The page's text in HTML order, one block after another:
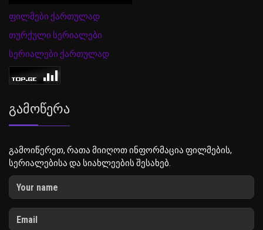
ფილმები ქართულად
თურქული სერიალები
სერიალები ქართულად
Გამოწერა
გამოიწერეთ, რათა მიიღოთ ინფორმაცია ფილმების,
სერიალებისა და სიახლეების შესახებ.